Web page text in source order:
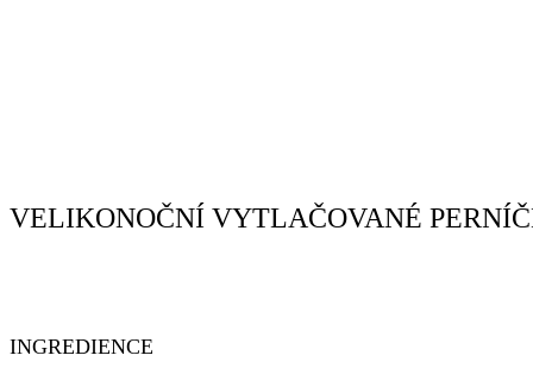
VELIKONOČNÍ VYTLAČOVANÉ
INGREDIENCE